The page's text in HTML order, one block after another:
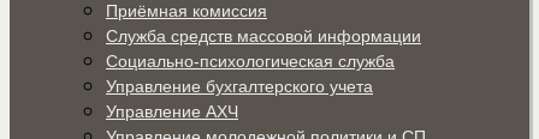
Приёмная комиссия
Служба средств массовой информации
Социально-психологическая служба
Управление бухгалтерского учета
Управление АХЧ